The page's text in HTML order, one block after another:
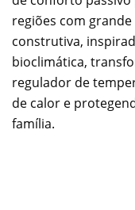
regiões com
construtiva,
bioclimática,
regulador de
de calor e
família.